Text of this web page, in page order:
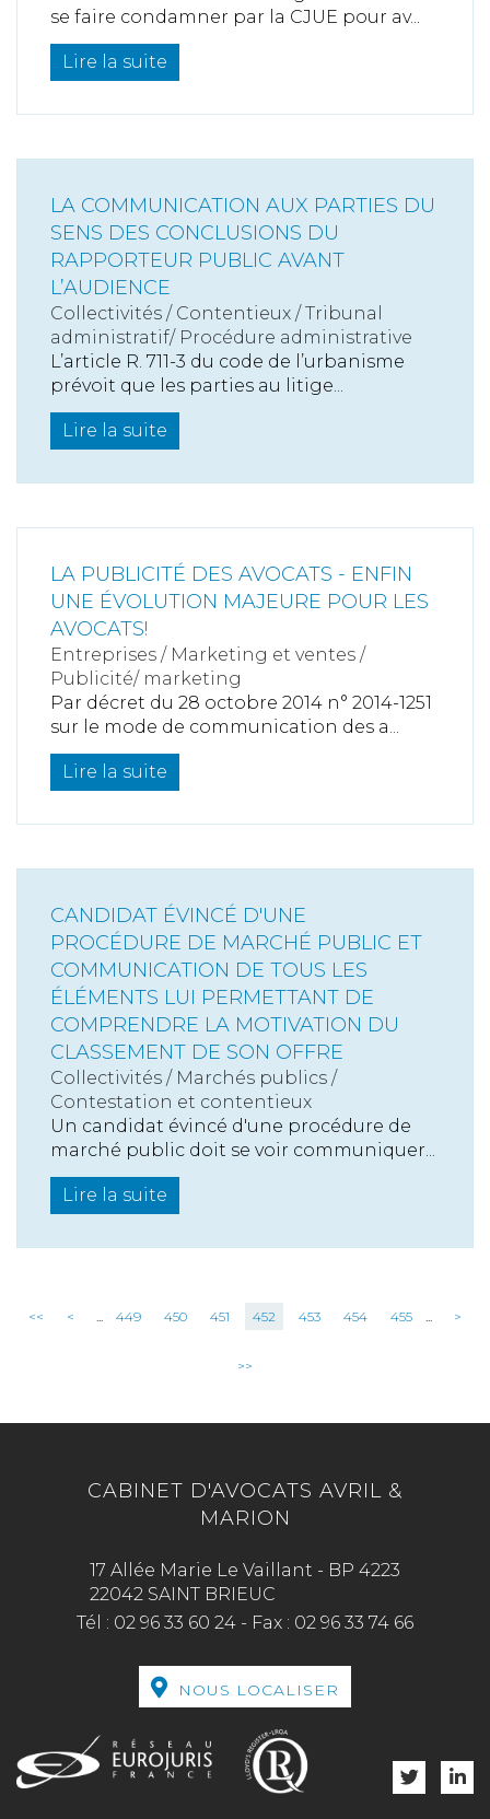
se faire condamner par la CJUE pour av...
Lire la suite
LA COMMUNICATION AUX PARTIES DU
SENS DES CONCLUSIONS DU
RAPPORTEUR PUBLIC AVANT
L’AUDIENCE
Collectivités / Contentieux /Tribunal
administratif/ Procédure administrative
L’article R. 711-3 du code de l’urbanisme
prévoit que les parties au litige...
Lire la suite
LA PUBLICITÉ DES AVOCATS - ENFIN
UNE ÉVOLUTION MAJEURE POUR LES
AVOCATS!
Entreprises / Marketing et ventes /
Publicité/ marketing
Par décret du 28 octobre 2014 n° 2014-1251
sur le mode de communication des a...
Lire la suite
CANDIDAT ÉVINCÉ D'UNE
PROCÉDURE DE MARCHÉ PUBLIC ET
COMMUNICATION DE TOUS LES
ÉLÉMENTS LUI PERMETTANT DE
COMPRENDRE LA MOTIVATION DU
CLASSEMENT DE SON OFFRE
Collectivités / Marchés publics /
Contestation et contentieux
Un candidat évincé d'une procédure de
marché public doit se voir communiquer...
Lire la suite
<< < 449 450 451 452 453 454 455 >
>>
CABINET D'AVOCATS AVRIL &
MARION
17 Allée Marie Le Vaillant - BP 4223
22042 SAINT BRIEUC
Tél : 02 96 33 60 24 - Fax : 02 96 33 74 66
NOUS LOCALISER